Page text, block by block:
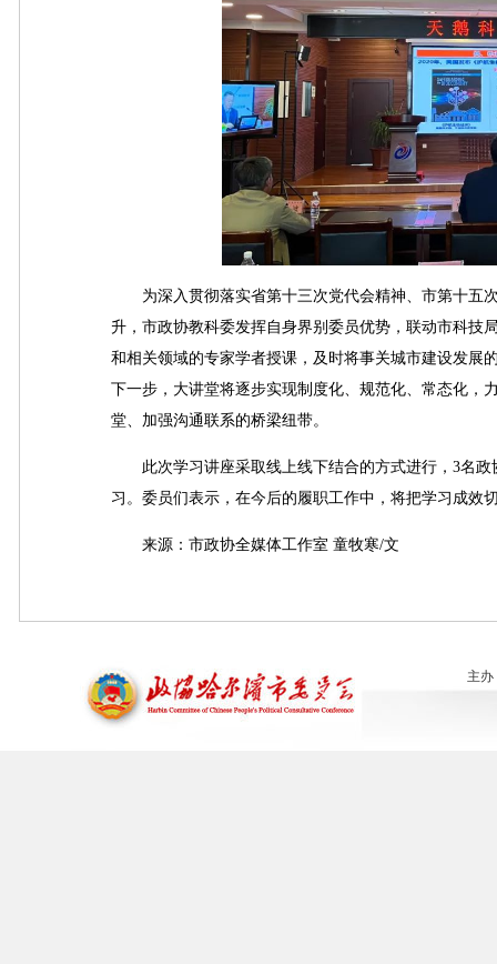
为深入贯彻落实省第十三次党代会精神、市第十五
升，市政协教科委发挥自身界别委员优势，联动市科技
和相关领域的专家学者授课，及时将事关城市建设发展
下一步，大讲堂将逐步实现制度化、规范化、常态化，
堂、加强沟通联系的桥梁纽带。
此次学习讲座采取线上线下结合的方式进行，3名政
习。委员们表示，在今后的履职工作中，将把学习成效
来源：市政协全媒体工作室 童牧寒/文
主